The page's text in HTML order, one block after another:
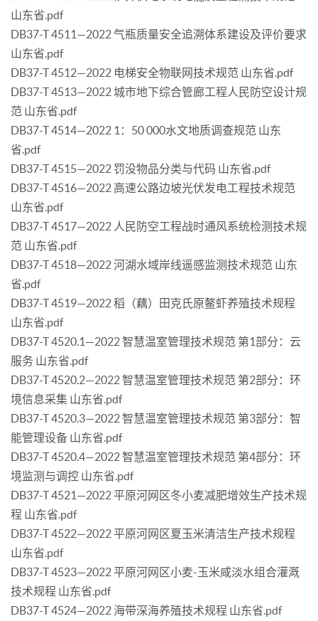
山东省.pdf
DB37-T 4511—2022 气瓶质量安全追溯体系建设及评价要求
山东省.pdf
DB37-T 4512—2022 电梯安全物联网技术规范 山东省.pdf
DB37-T 4513—2022 城市地下综合管廊工程人民防空设计规
范 山东省.pdf
DB37-T 4514—2022 1：50 000水文地质调查规范 山东
省.pdf
DB37-T 4515—2022 罚没物品分类与代码 山东省.pdf
DB37-T 4516—2022 高速公路边坡光伏发电工程技术规范
山东省.pdf
DB37-T 4517—2022 人民防空工程战时通风系统检测技术规
范 山东省.pdf
DB37-T 4518—2022 河湖水域岸线遥感监测技术规范 山东
省.pdf
DB37-T 4519—2022 稻（藕）田克氏原鳌虾养殖技术规程
山东省.pdf
DB37-T 4520.1—2022 智慧温室管理技术规范 第1部分：云
服务 山东省.pdf
DB37-T 4520.2—2022 智慧温室管理技术规范 第2部分：环
境信息采集 山东省.pdf
DB37-T 4520.3—2022 智慧温室管理技术规范 第3部分：智
能管理设备 山东省.pdf
DB37-T 4520.4—2022 智慧温室管理技术规范 第4部分：环
境监测与调控 山东省.pdf
DB37-T 4521—2022 平原河网区冬小麦减肥增效生产技术规
程 山东省.pdf
DB37-T 4522—2022 平原河网区夏玉米清洁生产技术规程
山东省.pdf
DB37-T 4523—2022 平原河网区小麦-玉米咸淡水组合灌溉
技术规程 山东省.pdf
DB37-T 4524—2022 海带深海养殖技术规程 山东省.pdf